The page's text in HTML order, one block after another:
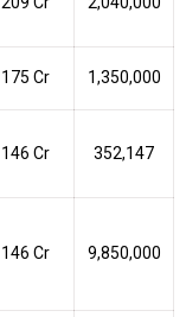
₹175 Cr 1,350,000
₹146 Cr 352,147
₹146 Cr 9,850,000